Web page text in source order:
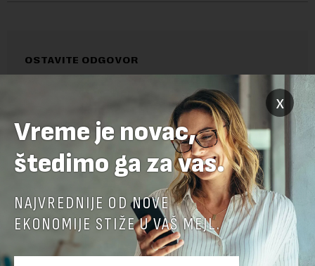
OSTAVITE ODGOVOR
Pre slanja komentara, molimo vas da se upoznate sa
pravilima komentarisanja i pravilima korišćenja sajta.
x
Vreme je novac,
štedimo ga za vas.
NAJVREDNIJE OD NOVE
EKONOMIJE STIŽE U VAŠ MEJL.